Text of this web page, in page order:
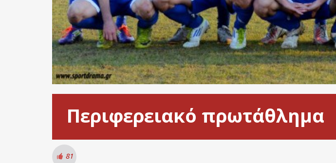
Περιφερειακό πρωτάθλημα
81